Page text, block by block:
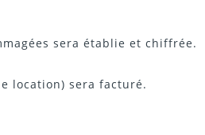
sera établie et chiffrée.
location) sera facturé.